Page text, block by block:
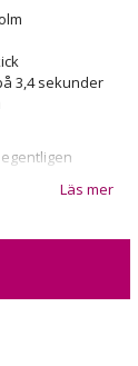
3,4 sekunder
börjar med att
sedan ta plats i
stilfull italiensk
som krävs
Läs mer